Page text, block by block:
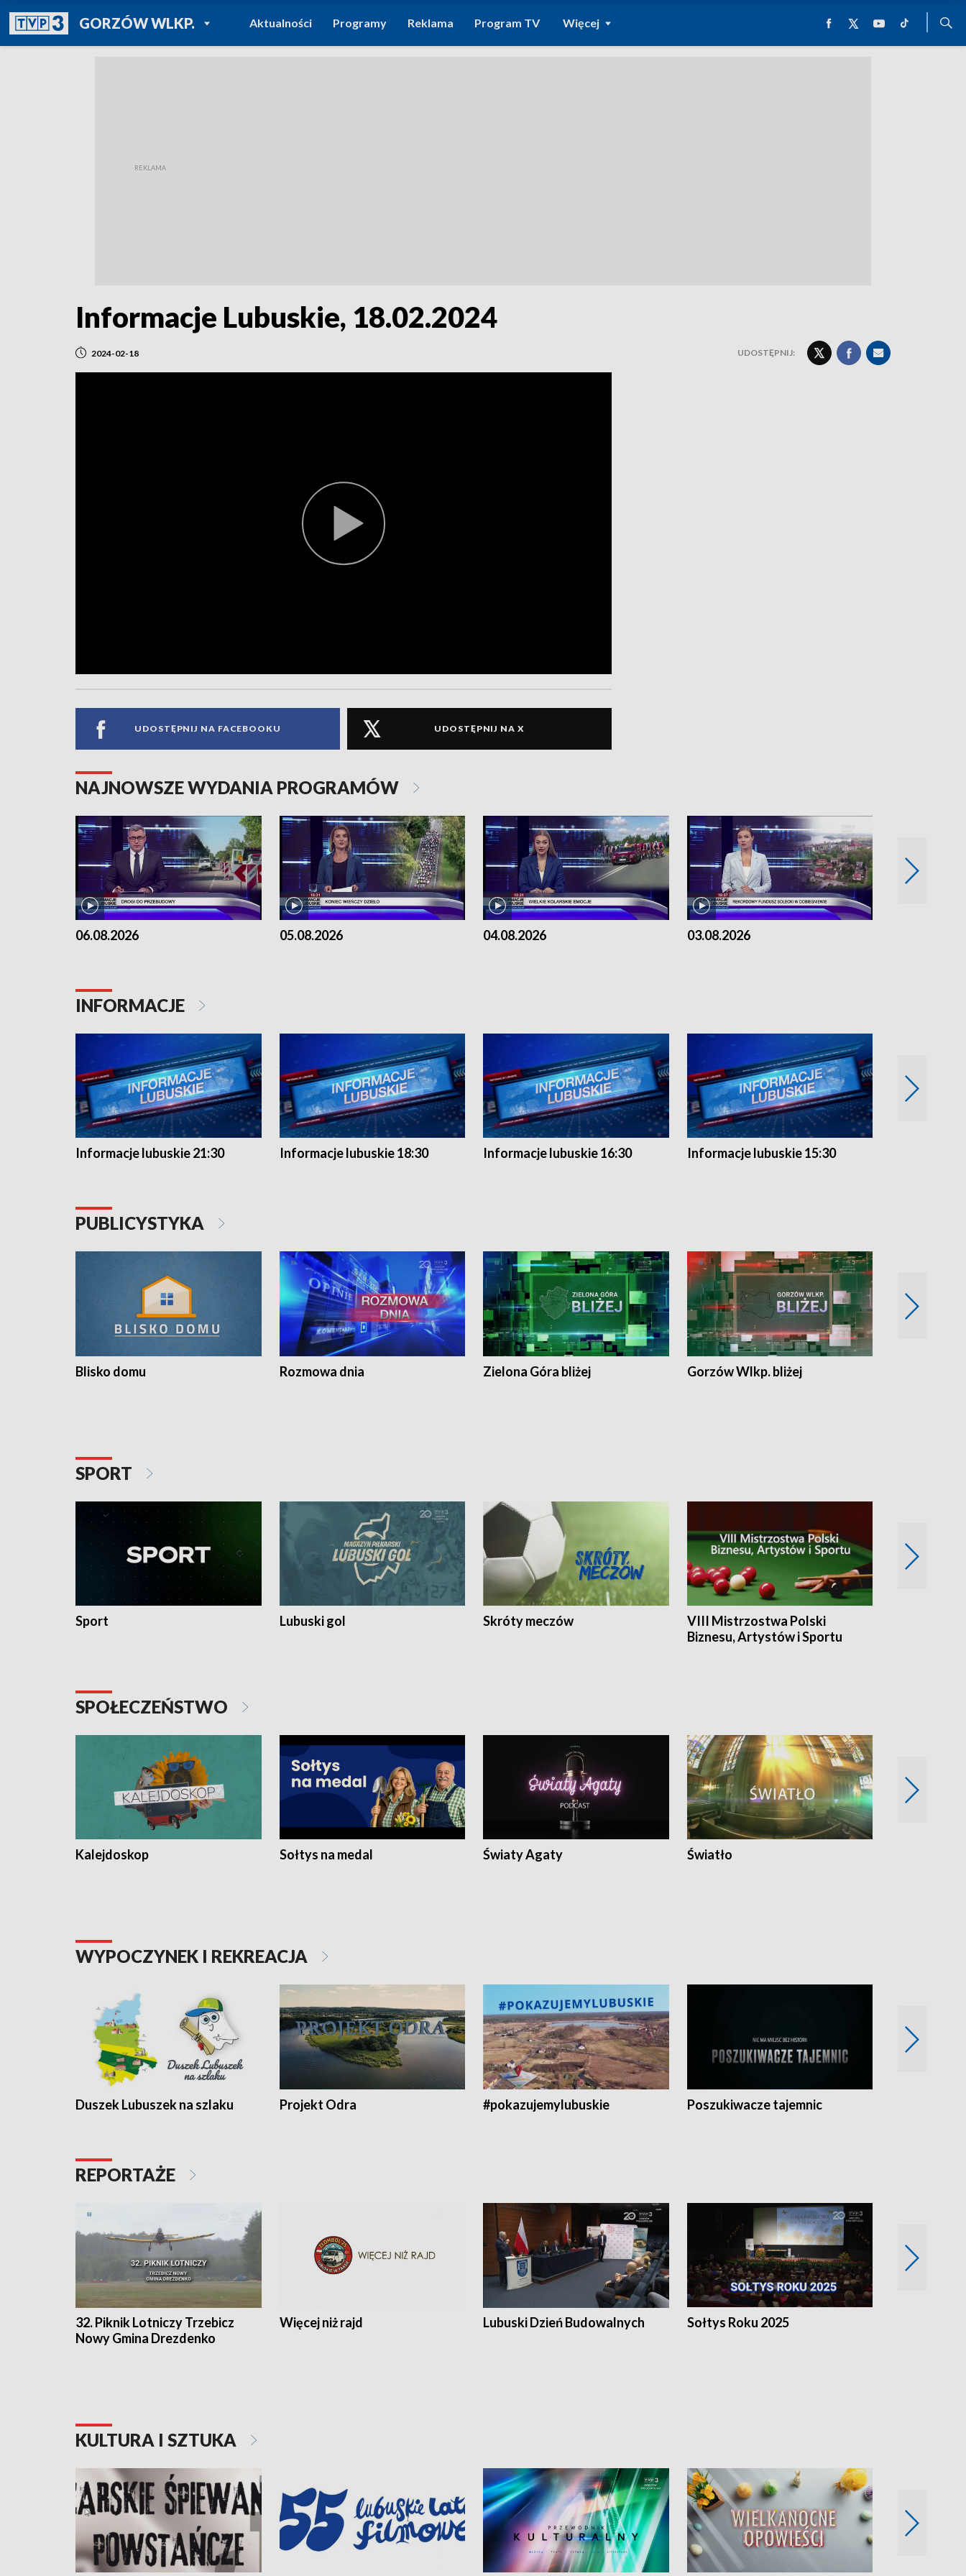
GORZÓW WLKP.POWRÓT DO
TVP REGIONY
Aktualności Programy Reklama Program TV Więcej
Informacje Lubuskie, 18.02.2024
2024-02-18 UDOSTĘPNIJ:
UDOSTĘPNIJ NA FACEBOOKU UDOSTĘPNIJ NA X
NAJNOWSZE WYDANIA PROGRAMÓW
06.08.2026 05.08.2026 04.08.2026 03.08.2026
INFORMACJE
Informacje lubuskie 21:30 Informacje lubuskie 18:30 Informacje lubuskie 16:30 Informacje lubuskie 15:30
PUBLICYSTYKA
Blisko domu Rozmowa dnia Zielona Góra bliżej Gorzów Wlkp. bliżej
SPORT
Sport Lubuski gol Skróty meczów
VIII Mistrzostwa Polski
Biznesu, Artystów i Sportu
SPOŁECZEŃSTWO
Kalejdoskop Sołtys na medal Światy Agaty Światło
WYPOCZYNEK I REKREACJA
Duszek Lubuszek na szlaku Projekt Odra #pokazujemylubuskie Poszukiwacze tajemnic
REPORTAŻE
32. Piknik Lotniczy Trzebicz
Nowy Gmina Drezdenko
Więcej niż rajd Lubuski Dzień Budowalnych Sołtys Roku 2025
KULTURA I SZTUKA